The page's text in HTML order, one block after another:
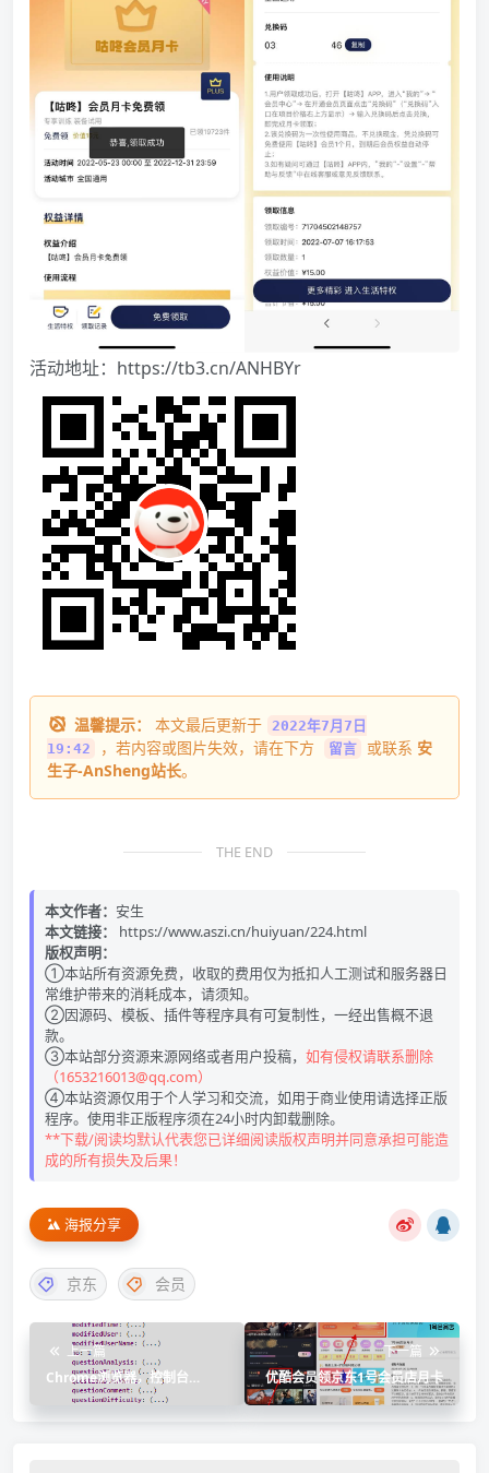
活动地址： https://tb3.cn/ANHBYr
温馨提示： 本文最后更新于
2022年7月7日
19:42
，若内容或图片失效，请在下方 留言 或联系 安
生子-AnSheng站长。
THE END
本文作者： 安生
本文链接：
https://www.aszi.cn/huiyuan/224.html
版权声明：
①本站所有资源免费，收取的费用仅为抵扣人工测试和服务器日
常维护带来的消耗成本，请须知。
②因源码、模板、插件等程序具有可复制性，一经出售概不退
款。
③本站部分资源来源网络或者用户投稿， 如有侵权请联系删除
（1653216013@qq.com）
④本站资源仅用于个人学习和交流，如用于商业使用请选择正版
程序。使用非正版程序须在24小时内卸载删除。
**下载/阅读均默认代表您已详细阅读版权声明并同意承担可能造
成的所有损失及后果！
海报分享
京东 会员
上一篇
Chrome浏览器，控制台
console.log()，打印数据显
下一篇
优酷会员领京东1号会员店月卡